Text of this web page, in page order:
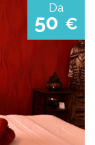
Da
50 €